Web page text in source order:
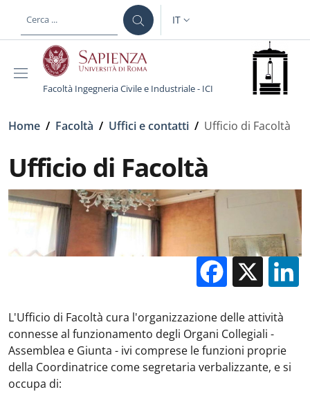
al contenuto principale
SELETTORE LINGUA:
IT
Facoltà Ingegneria Civile e Industriale - ICI
Briciole di pane
Home / Facoltà / Uffici e contatti / Ufficio di Facoltà
Ufficio di Facoltà
X
L'Ufficio di Facoltà cura l'organizzazione delle attività
connesse al funzionamento degli Organi Collegiali -
Assemblea e Giunta - ivi comprese le funzioni proprie
della Coordinatrice come segretaria verbalizzante, e si
occupa di: